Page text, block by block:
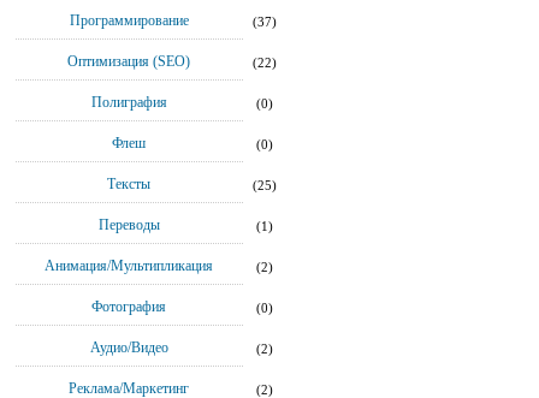
Программирование (37)
Оптимизация (SEO) (22)
Полиграфия (0)
Флеш (0)
Тексты (25)
Переводы (1)
Анимация/Мультипликация (2)
Фотография (0)
Аудио/Видео (2)
Реклама/Маркетинг (2)